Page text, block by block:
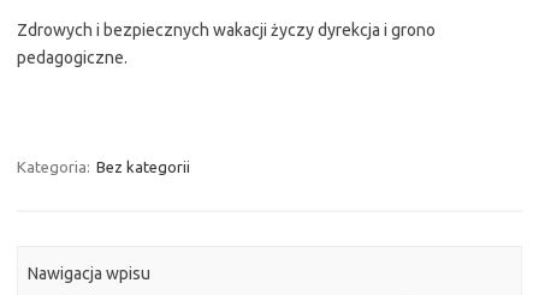
Zdrowych i bezpiecznych wakacji życzy dyrekcja i grono
pedagogiczne.
Kategoria: Bez kategorii
Nawigacja wpisu